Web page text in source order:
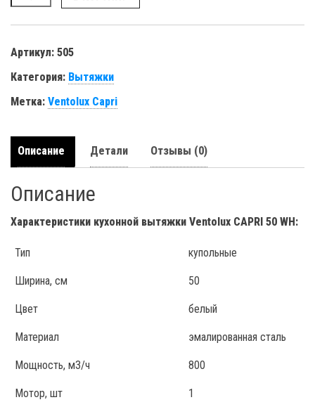
Артикул: 505
Категория: Вытяжки
Метка: Ventolux Capri
Описание Детали Отзывы (0)
Описание
Характеристики кухонной вытяжки Ventolux CAPRI 50 WH:
Тип купольные
Ширина, см 50
Цвет белый
Материал эмалированная сталь
Мощность, м3/ч 800
Мотор, шт 1